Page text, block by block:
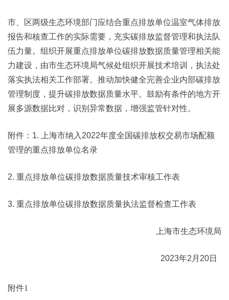
市、区两级生态环境部门应结合重点排放单位温室气体排放
报告和核查工作的实际需要，充实碳排放监督管理和执法队
伍力量。组织开展重点排放单位碳排放数据质量管理相关能
力建设，由市生态环境局气候处组织开展技术培训，执法处
落实执法相关工作部署。推动加快健全完善企业内部碳排放
管理制度，提升碳排放数据质量水平。鼓励有条件的地方开
展多源数据比对，识别异常数据，增强监管针对性。
附件：1. 上海市纳入2022年度全国碳排放权交易市场配额
管理的重点排放单位名录
2. 重点排放单位碳排放数据质量技术审核工作表
3. 重点排放单位碳排放数据质量执法监督检查工作表
上海市生态环境局
2023年2月20日
附件1